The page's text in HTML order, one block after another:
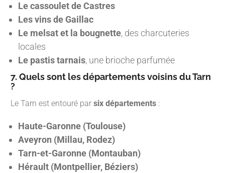
Le cassoulet de Castres
Les vins de Gaillac
Le melsat et la bougnette, des charcuteries
locales
Le pastis tarnais, une brioche parfumée
7. Quels sont les départements voisins du Tarn
?
Le Tarn est entouré par six départements :
Haute-Garonne (Toulouse)
Aveyron (Millau, Rodez)
Tarn-et-Garonne (Montauban)
Hérault (Montpellier, Béziers)